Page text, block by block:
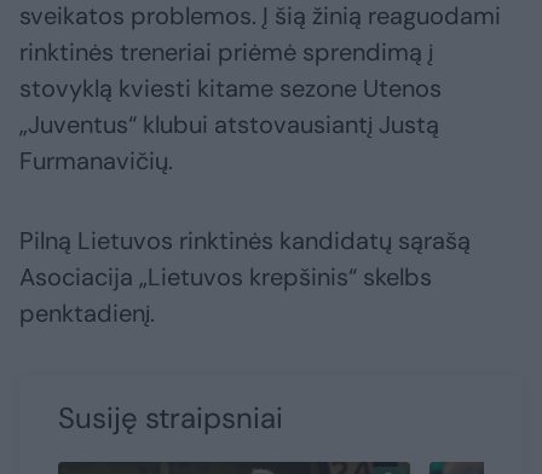
sveikatos problemos. Į šią žinią reaguodami
rinktinės treneriai priėmė sprendimą į
stovyklą kviesti kitame sezone Utenos
„Juventus“ klubui atstovausiantį Justą
Furmanavičių.
Pilną Lietuvos rinktinės kandidatų sąrašą
Asociacija „Lietuvos krepšinis“ skelbs
penktadienį.
Susiję straipsniai